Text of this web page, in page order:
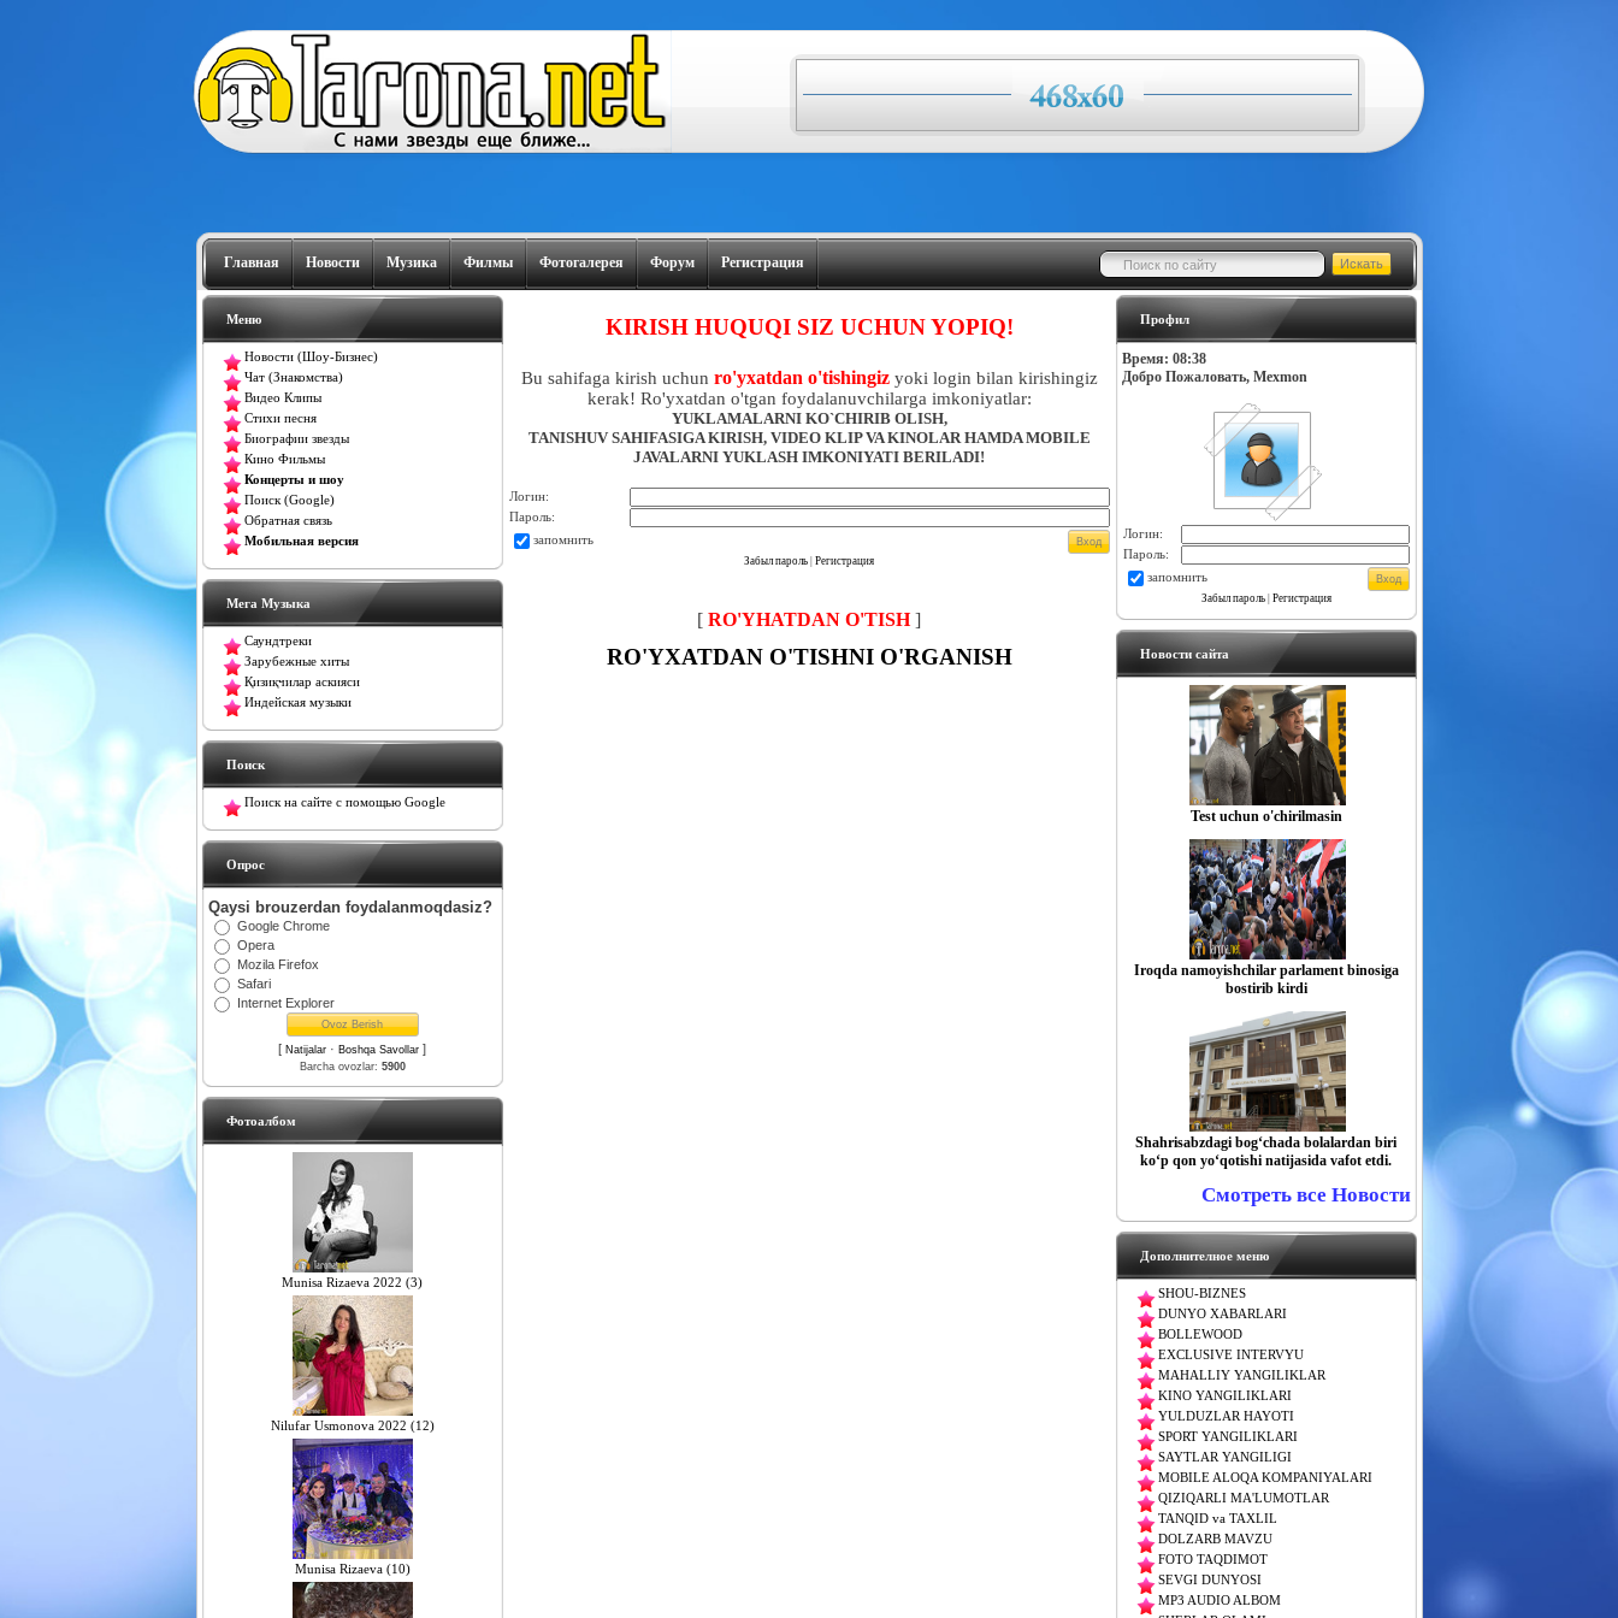
Главная Новости Музика Филмы Фотогалерея Форум Регистрация
Меню
Новости (Шоу-Бизнес)
Чат (Знакомства)
Видео Клипы
Стихи песня
Биографии звезды
Кино Фильмы
Концерты и шоу
Поиск (Google)
Обратная связь
Мобильная версия
Мега Музыка
Саундтреки
Зарубежные хиты
Қизиқчилар аскияси
Индейская музыки
Поиск
Поиск на сайте с помощью Google
Oпрос
Qaysi brouzerdan foydalanmoqdasiz?
Google Chrome
Opera
Mozila Firefox
Safari
Internet Explorer
[ Natijalar · Boshqa Savollar ]
Barcha ovozlar: 5900
Фотоалбом
Munisa Rizaeva 2022 (3)
Nilufar Usmonova 2022 (12)
Munisa Rizaeva (10)
KIRISH HUQUQI SIZ UCHUN YOPIQ!
Bu sahifaga kirish uchun ro'yxatdan o'tishingizyoki login bilan kirishingiz
kerak! Ro'yxatdan o'tgan foydalanuvchilarga imkoniyatlar:
YUKLAMALARNI KO`CHIRIB OLISH,
TANISHUV SAHIFASIGA KIRISH, VIDEO KLIP VA KINOLAR HAMDA MOBILE
JAVALARNI YUKLASH IMKONIYATI BERILADI!
Логин:
Пароль:
запомнить
Забыл пароль Регистрация
[ RO'YHATDAN O'TISH]
RO'YXATDAN O'TISHNI O'RGANISH
Профил
Время: 08:38
Добро Пожаловать, Mexmon
Логин:
Пароль:
запомнить
Забыл пароль| Регистрация
Новости сайта
Test uchun o'chirilmasin
​​​​​​​Iroqda namoyishchilar parlament binosiga
bostirib kirdi
Shahrisabzdagi bog‘chada bolalardan biri
ko‘p qon yo‘qotishi natijasida vafot etdi.
Смотреть все Новости
Дополнителное меню
SHOU-BIZNES
DUNYO XABARLARI
BOLLEWOOD
EXCLUSIVE INTERVYU
MAHALLIY YANGILIKLAR
KINO YANGILIKLARI
YULDUZLAR HAYOTI
SPORT YANGILIKLARI
SAYTLAR YANGILIGI
MOBILE ALOQA KOMPANIYALARI
QIZIQARLI MA'LUMOTLAR
TANQID va TAXLIL
DOLZARB MAVZU
FOTO TAQDIMOT
SEVGI DUNYOSI
MP3 AUDIO ALBOM